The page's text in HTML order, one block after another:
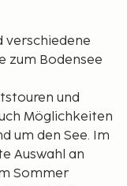
verschiedene
zum Bodensee
und
Möglichkeiten
um den See. Im
Auswahl an
Sommer